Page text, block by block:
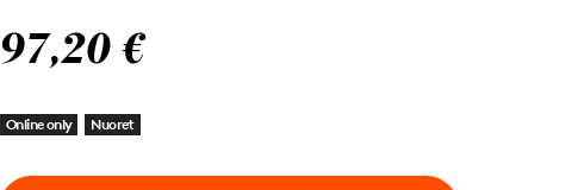
97,20 €
Online only Nuoret